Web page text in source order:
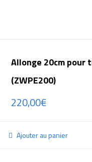
Allonge 20cm pour
(ZWPE200)
220,00€
Ajouter au panier